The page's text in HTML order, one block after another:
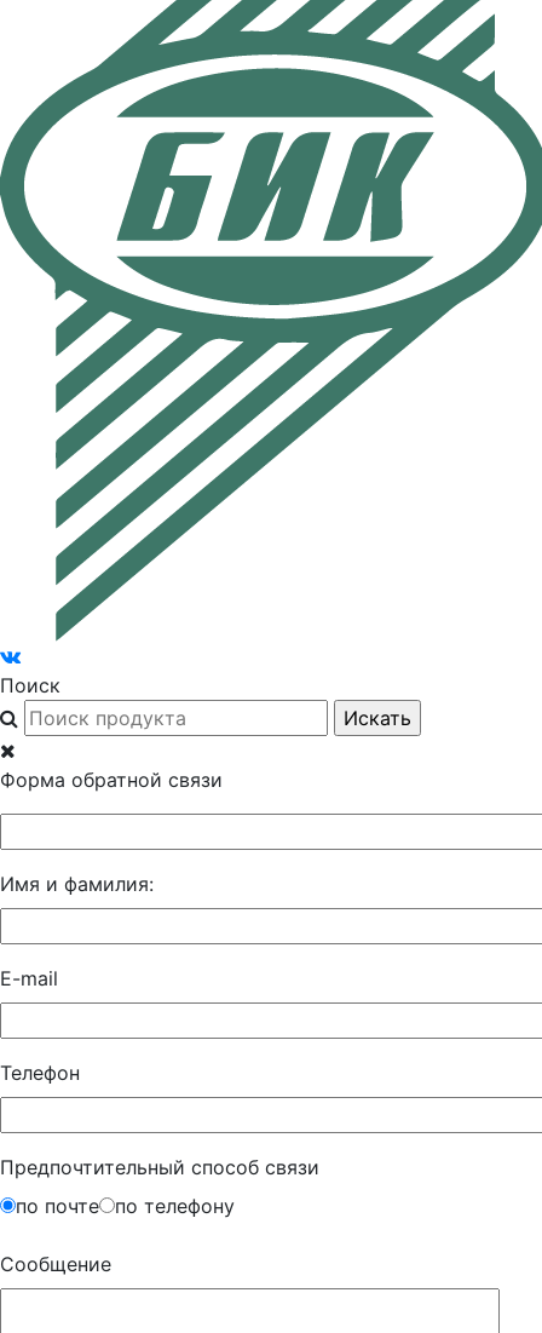
Поиск
Форма обратной связи
Имя и фамилия:
E-mail
Телефон
Предпочтительный способ связи
по почте
по телефону
Сообщение